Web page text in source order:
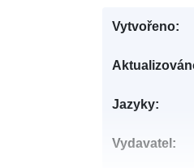
Vytvořeno:
Jazyky:
Vydavatel: